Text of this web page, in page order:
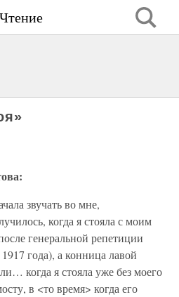
звучать во мне,
когда я стояла с моим
генеральной репетиции
года), а конница лавой
когда я стояла уже без моего
в <то время> когда его